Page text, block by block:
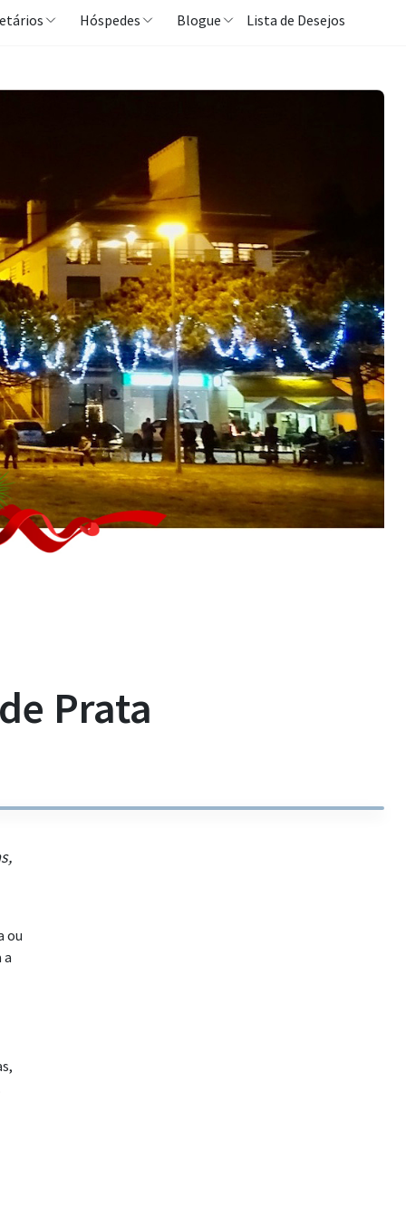
Hóspedes Blogue Lista de Desejos
Prata
ou
a